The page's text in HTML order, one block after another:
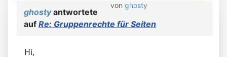
von ghosty
ghostyantwortete
auf Re: Gruppenrechte für Seiten
Hi,